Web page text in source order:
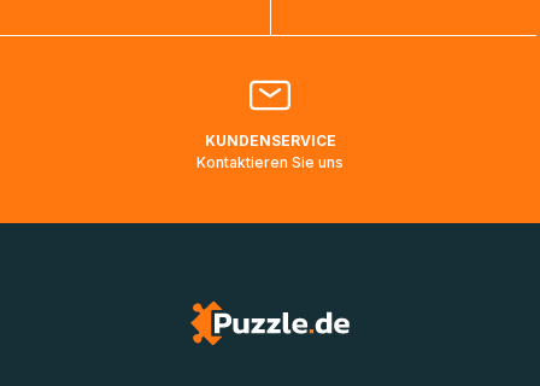
Bitte kontaktieren Sie denKundenservicefalls Ihr Paket
Lieferadressen in Deutschland oder Europa mehrere Tage
KUNDENSERVICE
Kontaktieren Sie uns